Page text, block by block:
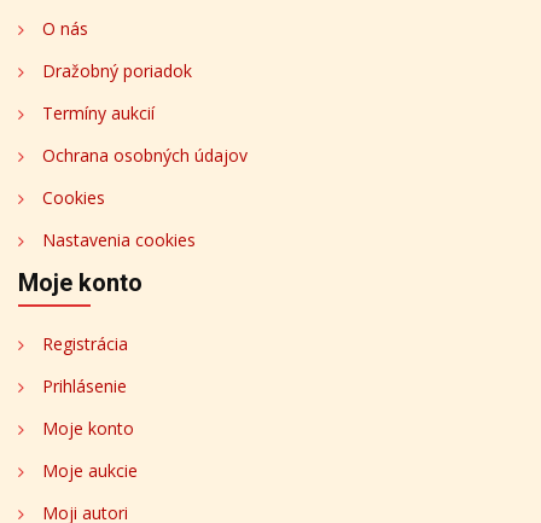
O nás
Dražobný poriadok
Termíny aukcií
Ochrana osobných údajov
Cookies
Nastavenia cookies
Moje konto
Registrácia
Prihlásenie
Moje konto
Moje aukcie
Moji autori